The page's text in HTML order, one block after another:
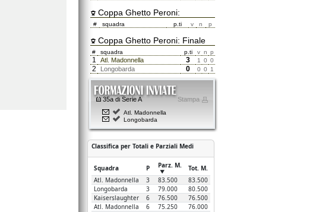
Coppa Ghetto Peroni:
# squadra p.ti v n p
Coppa Ghetto Peroni: Finale
# squadra p.ti v n p
1 Atl. Madonnella 3 1 0 0
2 Longobarda 0 0 0 1
35a di Serie A Stampa
Atl. Madonnella
Longobarda